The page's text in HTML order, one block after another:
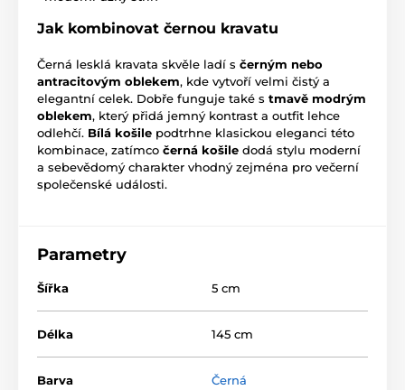
Jak kombinovat černou kravatu
Černá lesklá kravata skvěle ladí s černým nebo
antracitovým oblekem, kde vytvoří velmi čistý a
elegantní celek. Dobře funguje také s tmavě modrým
oblekem, který přidá jemný kontrast a outfit lehce
odlehčí. Bílá košile podtrhne klasickou eleganci této
kombinace, zatímco černá košile dodá stylu moderní
a sebevědomý charakter vhodný zejména pro večerní
společenské události.
Parametry
Šířka 5 cm
Délka 145 cm
Barva Černá